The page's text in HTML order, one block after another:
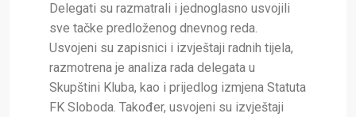
Delegati su razmatrali i jednoglasno usvojili
sve tačke predloženog dnevnog reda.
Usvojeni su zapisnici i izvještaji radnih tijela,
razmotrena je analiza rada delegata u
Skupštini Kluba, kao i prijedlog izmjena Statuta
FK Sloboda. Također, usvojeni su izvještaji